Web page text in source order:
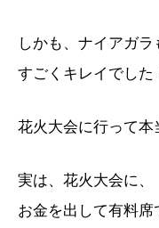
しかも、ナイアガラ
すごくキレイでした
花火大会に行って本
実は、花火大会に、
お金を出して有料